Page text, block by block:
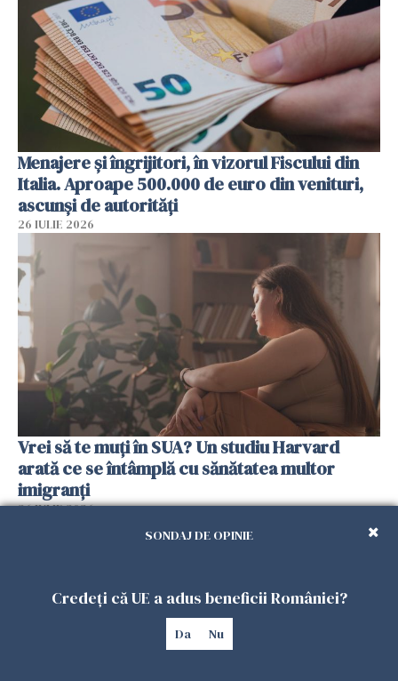
Menajere și îngrijitori, în vizorul Fiscului din
Italia. Aproape 500.000 de euro din venituri,
ascunși de autorități
26 IULIE 2026
Vrei să te muți în SUA? Un studiu Harvard
arată ce se întâmplă cu sănătatea multor
imigranți
26 IULIE 2026
SONDAJ DE OPINIE
Credeți că UE a adus beneficii României?
Da Nu